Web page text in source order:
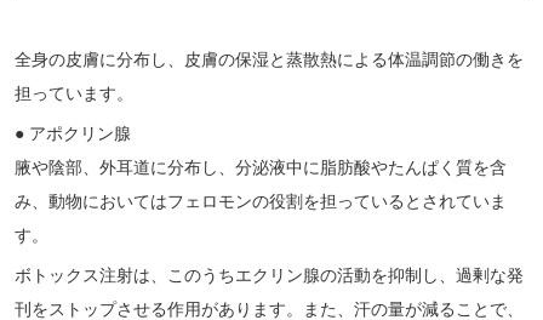
全身の皮膚に分布し、皮膚の保湿と蒸散熱による体温調節の働きを
担っています。
● アポクリン腺
腋や陰部、外耳道に分布し、分泌液中に脂肪酸やたんぱく質を含
み、動物においてはフェロモンの役割を担っているとされていま
す。
ボトックス注射は、このうちエクリン腺の活動を抑制し、過剰な発
刊をストップさせる作用があります。また、汗の量が減ることで、